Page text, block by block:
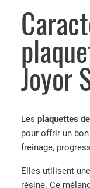
Joyor
Les plaquettes
pour offrir un
freinage,
Elles utilisent
résine. Ce